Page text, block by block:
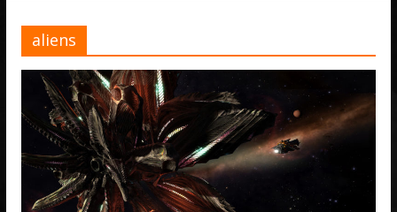
aliens